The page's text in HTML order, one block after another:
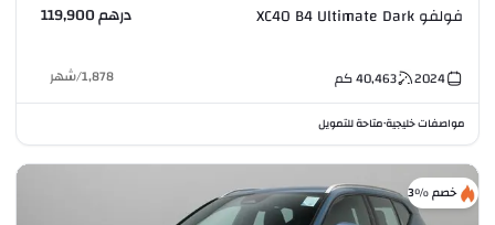
فولفو XC40 B4 Ultimate Dark درهم 119,900
2024
40,463كم 1,878
/شهر
مواصفات خليجية•متاحة للتمويل
خصم %3